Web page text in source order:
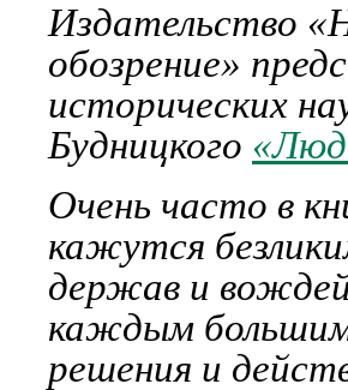
Издательство
обозрение»
исторических
Будницкого
Очень часто в
кажутся
держав и
каждым
решения и